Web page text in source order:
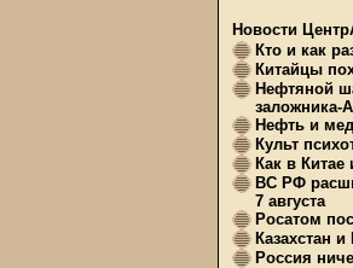
Новости
Кто и как
Китайцы
Нефтяной
заложника-
Нефть и
Культ
Как в
ВС РФ
7 августа
Росатом
Казахстан
Россия